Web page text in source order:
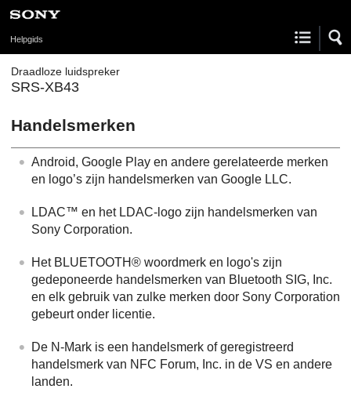
Helpgids
Draadloze luidspreker
SRS-XB43
Handelsmerken
Android, Google Play en andere gerelateerde merken
en logo’s zijn handelsmerken van Google LLC.
LDAC™ en het LDAC-logo zijn handelsmerken van
Sony Corporation.
Het BLUETOOTH® woordmerk en logo's zijn
gedeponeerde handelsmerken van Bluetooth SIG, Inc.
en elk gebruik van zulke merken door Sony Corporation
gebeurt onder licentie.
De N-Mark is een handelsmerk of geregistreerd
handelsmerk van NFC Forum, Inc. in de VS en andere
landen.